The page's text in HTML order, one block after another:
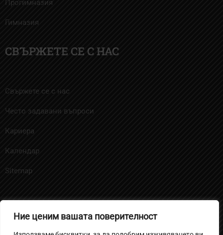
Ние ценим вашата поверителност
Прогимназия
Гимназия
СВЪРЖЕТЕ СЕ С НАС
Свържете се с нас
Често задавани въпроси
Кариера
Календар
Sitemap